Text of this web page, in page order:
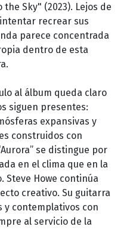
Sky" (2023). Lejos de
recrear sus
parece concentrada
dentro de esta
al álbum queda claro
siguen presentes:
expansivas y
construidos con
se distingue por
en el clima que en la
Steve Howe continúa
creativo. Su guitarra
y contemplativos con
al servicio de la